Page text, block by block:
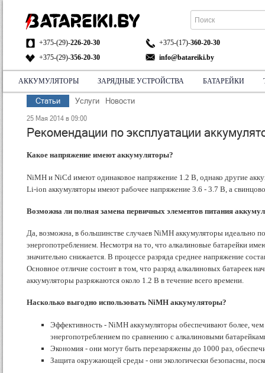
+375-(29)-226-20-30
+375-(29)-356-20-30
+375-(17)-360-20-30
info@batareiki.by
АДРЕС:
НА КАРТЕ
АККУМУЛЯТОРЫ ЗАРЯДНЫЕ УСТРОЙСТВА БАТАРЕЙКИ
Статьи Услуги Новости
25 Мая 2014 в 09:00
Рекомендации по эксплуатации
Какое напряжение имеют аккумуляторы?
NiMH и NiCd имеют одинаковое напряжение 1.2 B, однако другие
Li-ion аккумуляторы имеют рабочее напряжение 3.6 - 3.7 B, а
Возможна ли полная замена первичных элементов питания
Да, возможна, в большинстве случаев NiMH аккумуляторы идеально
энергопотреблением. Несмотря на то, что алкалиновые батарейки
значительно снижается. В процессе разряда среднее напряжение
Основное отличие состоит в том, что разряд алкалиновых батареек
аккумуляторы разряжаются около 1.2 В в течение всего времени.
Насколько выгодно использовать NiMH аккумуляторы?
Эффективность - NiMH аккумуляторы обеспечивают более,
энергопотреблением по сравнению с алкалиновыми
Экономия - они могут быть перезаряжены до 1000 раз,
Защита окружающей среды - они экологически безопасны,